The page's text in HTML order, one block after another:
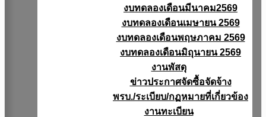
งบทดลองเดือนมีนาคม2569
งบทดลองเดือนเมษายน 2569
งบทดลองเดือนพฤษภาคม 2569
งบทดลองเดือนมิถุนายน 2569
งานพัสดุ
ข่าวประกาศจัดซื้อจัดจ้าง
พรบ./ระเบียบ/กฏหมายที่เกี่ยวข้อง
งานทะเบียน